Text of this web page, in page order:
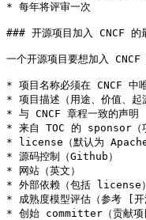
* 每年将评审一次
### 开源项目加入 CNCF 的
一个开源项目要想加入 CNCF
* 项目名称必须在 CNCF 中
* 项目描述（用途、价值、起
* 与 CNCF 章程一致的声明
* 来自 TOC 的 sponsor（项
* license（默认为 Apache
* 源码控制（Github）
* 网站（英文）
* 外部依赖（包括 license）
* 成熟度模型评估（参考
* 创始 committer（贡献项